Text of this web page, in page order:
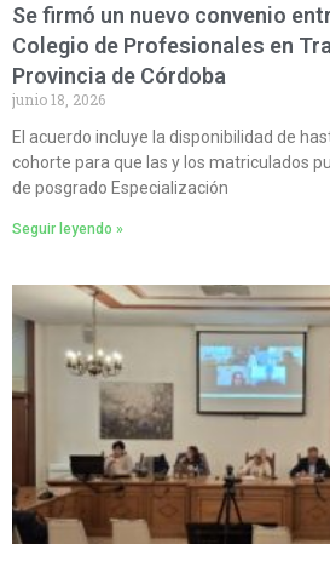
Se firmó un nuevo convenio
Colegio de Profesionales en
Provincia de Córdoba
junio 18, 2026
El acuerdo incluye la disponibilidad de
cohorte para que las y los matriculados
de posgrado Especialización
Seguir leyendo »